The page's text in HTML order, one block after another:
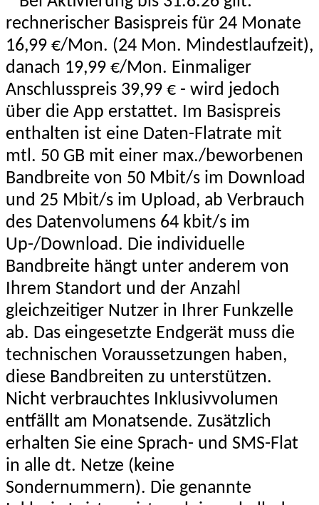
rechnerischer Basispreis für 24 Monate
16,99 €/Mon. (24 Mon. Mindestlaufzeit),
danach 19,99 €/Mon. Einmaliger
Anschlusspreis 39,99 € - wird jedoch
über die App erstattet. Im Basispreis
enthalten ist eine Daten-Flatrate mit
mtl. 50 GB mit einer max./beworbenen
Bandbreite von 50 Mbit/s im Download
und 25 Mbit/s im Upload, ab Verbrauch
des Datenvolumens 64 kbit/s im
Up-/Download. Die individuelle
Bandbreite hängt unter anderem von
Ihrem Standort und der Anzahl
gleichzeitiger Nutzer in Ihrer Funkzelle
ab. Das eingesetzte Endgerät muss die
technischen Voraussetzungen haben,
diese Bandbreiten zu unterstützen.
Nicht verbrauchtes Inklusivvolumen
entfällt am Monatsende. Zusätzlich
erhalten Sie eine Sprach- und SMS-Flat
in alle dt. Netze (keine
Sondernummern). Die genannte